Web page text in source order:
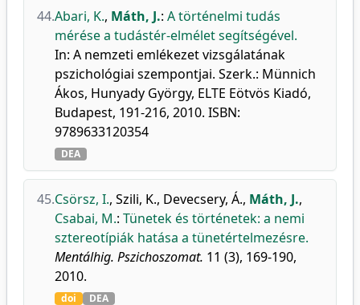
44.Abari, K., Máth, J.: A történelmi tudás
mérése a tudástér-elmélet segítségével.
In: A nemzeti emlékezet vizsgálatának
pszichológiai szempontjai. Szerk.: Münnich
Ákos, Hunyady György, ELTE Eötvös Kiadó,
Budapest, 191-216, 2010. ISBN:
9789633120354
DEA
45.Csörsz, I., Szili, K., Devecsery, Á., Máth, J.,
Csabai, M.: Tünetek és történetek: a nemi
sztereotípiák hatása a tünetértelmezésre.
Mentálhig. Pszichoszomat. 11 (3), 169-190,
2010.
doi DEA